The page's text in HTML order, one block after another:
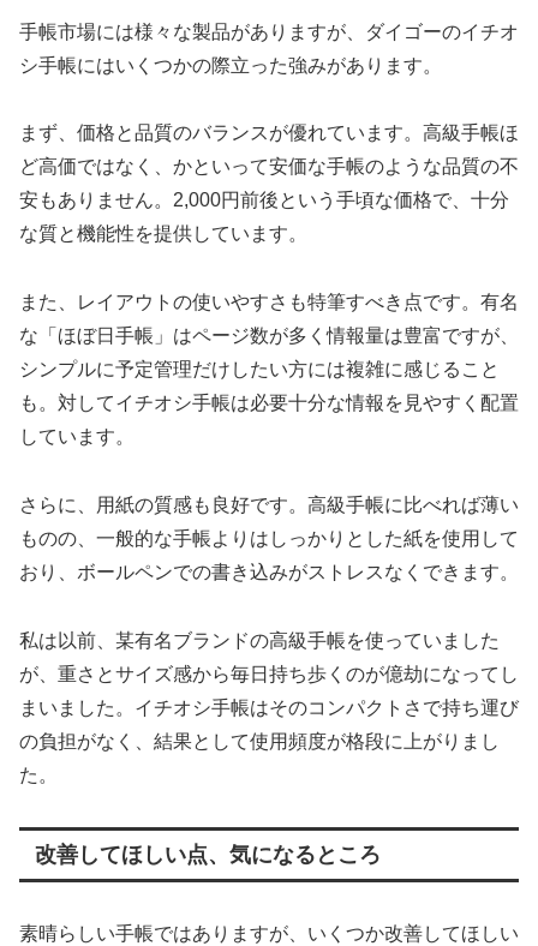
手帳市場には様々な製品がありますが、ダイゴーのイチオ
シ手帳にはいくつかの際立った強みがあります。
まず、価格と品質のバランスが優れています。高級手帳ほ
ど高価ではなく、かといって安価な手帳のような品質の不
安もありません。2,000円前後という手頃な価格で、十分
な質と機能性を提供しています。
また、レイアウトの使いやすさも特筆すべき点です。有名
な「ほぼ日手帳」はページ数が多く情報量は豊富ですが、
シンプルに予定管理だけしたい方には複雑に感じること
も。対してイチオシ手帳は必要十分な情報を見やすく配置
しています。
さらに、用紙の質感も良好です。高級手帳に比べれば薄い
ものの、一般的な手帳よりはしっかりとした紙を使用して
おり、ボールペンでの書き込みがストレスなくできます。
私は以前、某有名ブランドの高級手帳を使っていました
が、重さとサイズ感から毎日持ち歩くのが億劫になってし
まいました。イチオシ手帳はそのコンパクトさで持ち運び
の負担がなく、結果として使用頻度が格段に上がりまし
た。
改善してほしい点、気になるところ
素晴らしい手帳ではありますが、いくつか改善してほしい